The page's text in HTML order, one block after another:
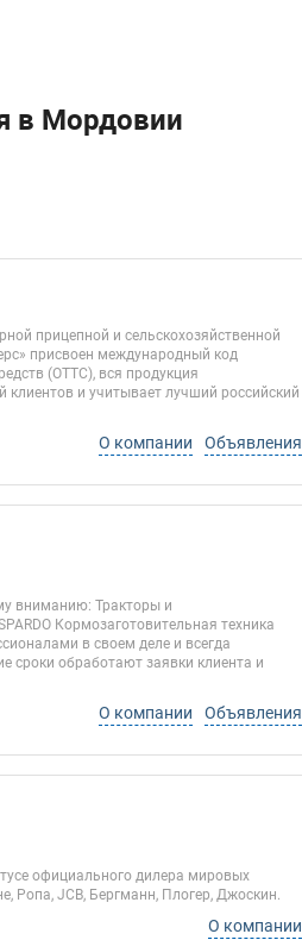
в Мордовии
прицепной и сельскохозяйственной
присвоен международный код
(ОТТС), вся продукция
клиентов и учитывает лучший российский
О компании Объявления
вниманию: Тракторы и
Кормозаготовительная техника
в своем деле и всегда
сроки обработают заявки клиента и
О компании Объявления
официального дилера мировых
Ропа, JCB, Бергманн, Плогер, Джоскин.
О компании